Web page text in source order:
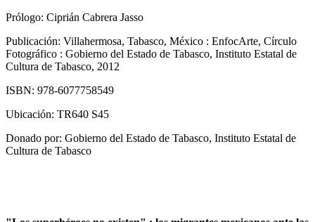
Prólogo: Ciprián Cabrera Jasso
Publicación: Villahermosa, Tabasco, México : EnfocArte, Círculo
Fotográfico : Gobierno del Estado de Tabasco, Instituto Estatal de
Cultura de Tabasco, 2012
ISBN: 978-6077758549
Ubicación: TR640 S45
Donado por: Gobierno del Estado de Tabasco, Instituto Estatal de
Cultura de Tabasco